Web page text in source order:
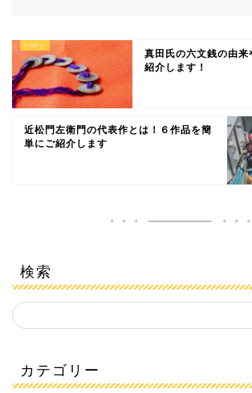
真田氏の六文銭の由
紹介します！
近松門左衛門の代表作とは！６作品を簡
単にご紹介します
検索
カテゴリー